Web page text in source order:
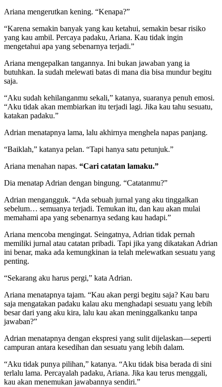
Ariana mengerutkan kening. “Kenapa?”
“Karena semakin banyak yang kau ketahui, semakin besar risiko
yang kau ambil. Percaya padaku, Ariana. Kau tidak ingin
mengetahui apa yang sebenarnya terjadi.”
Ariana mengepalkan tangannya. Ini bukan jawaban yang ia
butuhkan. Ia sudah melewati batas di mana dia bisa mundur begitu
saja.
“Aku sudah kehilanganmu sekali,” katanya, suaranya penuh emosi.
“Aku tidak akan membiarkan itu terjadi lagi. Jika kau tahu sesuatu,
katakan padaku.”
Adrian menatapnya lama, lalu akhirnya menghela napas panjang.
“Baiklah,” katanya pelan. “Tapi hanya satu petunjuk.”
Ariana menahan napas. “Cari catatan lamaku.”
Dia menatap Adrian dengan bingung. “Catatanmu?”
Adrian mengangguk. “Ada sebuah jurnal yang aku tinggalkan
sebelum… semuanya terjadi. Temukan itu, dan kau akan mulai
memahami apa yang sebenarnya sedang kau hadapi.”
Ariana mencoba mengingat. Seingatnya, Adrian tidak pernah
memiliki jurnal atau catatan pribadi. Tapi jika yang dikatakan Adrian
ini benar, maka ada kemungkinan ia telah melewatkan sesuatu yang
penting.
“Sekarang aku harus pergi,” kata Adrian.
Ariana menatapnya tajam. “Kau akan pergi begitu saja? Kau baru
saja mengatakan padaku kalau aku menghadapi sesuatu yang lebih
besar dari yang aku kira, lalu kau akan meninggalkanku tanpa
jawaban?”
Adrian menatapnya dengan ekspresi yang sulit dijelaskan—seperti
campuran antara kesedihan dan sesuatu yang lebih dalam.
“Aku tidak punya pilihan,” katanya. “Aku tidak bisa berada di sini
terlalu lama. Percayalah padaku, Ariana. Jika kau terus menggali,
kau akan menemukan jawabannya sendiri.”